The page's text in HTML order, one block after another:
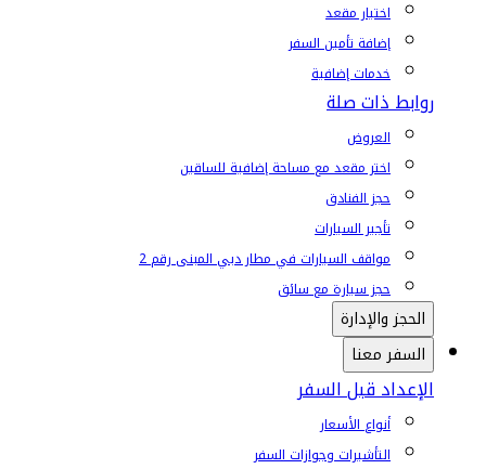
اختيار مقعد
إضافة تأمين السفر
خدمات إضافية
روابط ذات صلة
العروض
اختر مقعد مع مساحة إضافية للساقين
حجز الفنادق
تأجير السيارات
مواقف السيارات في مطار دبي المبنى رقم 2
حجز سيارة مع سائق
الحجز والإدارة
السفر معنا
الإعداد قبل السفر
أنواع الأسعار
التأشيرات وجوازات السفر